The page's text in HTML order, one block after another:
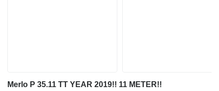
Merlo P 35.11 TT YEAR 2019!! 11 METER!!